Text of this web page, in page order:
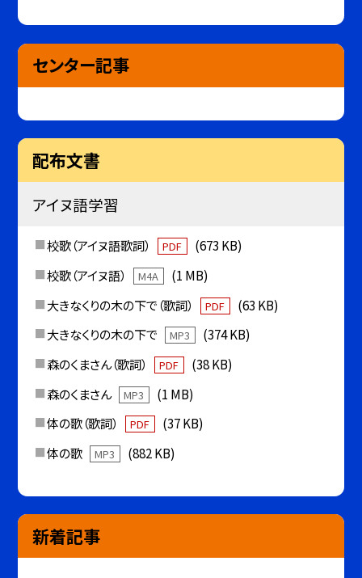
センター記事
配布文書
アイヌ語学習
校歌（アイヌ語歌詞） PDF
(673 KB)
校歌（アイヌ語）
M4A
(1 MB)
大きなくりの木の下で（歌詞）
PDF
(63 KB)
大きなくりの木の下で
MP3
(374 KB)
森のくまさん（歌詞）
PDF
(38 KB)
森のくまさん
MP3
(1 MB)
体の歌（歌詞）
PDF
(37 KB)
体の歌
MP3 (882 KB)
新着記事